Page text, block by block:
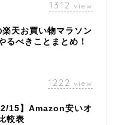
1312 view
天お買い物マラソン
るべきことまとめ！
1222 view
15】Amazon安いオ
較表